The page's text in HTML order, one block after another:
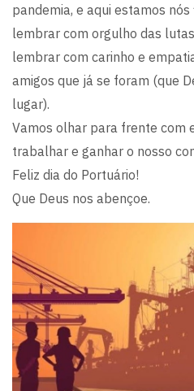
pandemia, e aqui estamos
lembrar com orgulho das
lembrar com carinho e
amigos que já se foram (que
lugar).
Vamos olhar para frente com
trabalhar e ganhar o nosso
Feliz dia do Portuário!
Que Deus nos abençoe.